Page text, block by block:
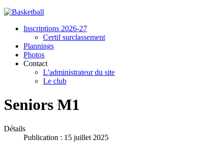
Inscriptions 2026-27
Certif surclassement
Plannings
Photos
Contact
L'administrateur du site
Le club
Seniors M1
Détails
Publication : 15 juillet 2025